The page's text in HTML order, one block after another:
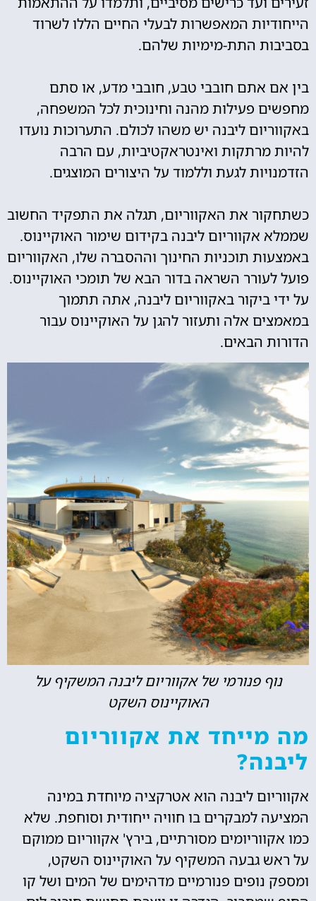
הייחודיות המאפשרות לבעלי החיים הללו לשרוד
בסביבות התת-מימיות שלהם.
בין אם אתם חובבי טבע, חובבי מדע, או סתם
מחפשים פעילות מהנה וחינוכית לכל המשפחה,
באקווריום ליבנה יש משהו לכולם. התערוכות נועדו
להיות מרתקות ואינטראקטיביות, עם הרבה
הזדמנויות לגעת וללמוד על היצורים המוצגים.
כשתחקור את האקווריום, תגלה את התפקיד החשוב
שממלא אקווריום ליבנה בקידום שימור האוקיינוס.
באמצעות תוכניות החינוך וההסברה שלו, האקווריום
פועל לעורר השראה בדור הבא של תומכי האוקיינוס.
על ידי ביקור באקווריום ליבנה, אתה תתמוך
במאמצים אלה ותעזור להגן על האוקיינוס עבור
הדורות הבאים.
נוף פנורמי של אקווריום ליבנה המשקיף על
האוקיינוס השקט
מה מייחד את אקווריום
ליבנה?
אקווריום ליבנה הוא אטרקציה מיוחדת במינה
המציעה למבקרים בו חוויה ייחודית וסוחפת. שלא
כמו אקווריומים מסורתיים, בירץ' אקווריום ממוקם
על ראש גבעה המשקיף על האוקיינוס השקט,
ומספק נופים פנורמיים מדהימים של המים ושל קו